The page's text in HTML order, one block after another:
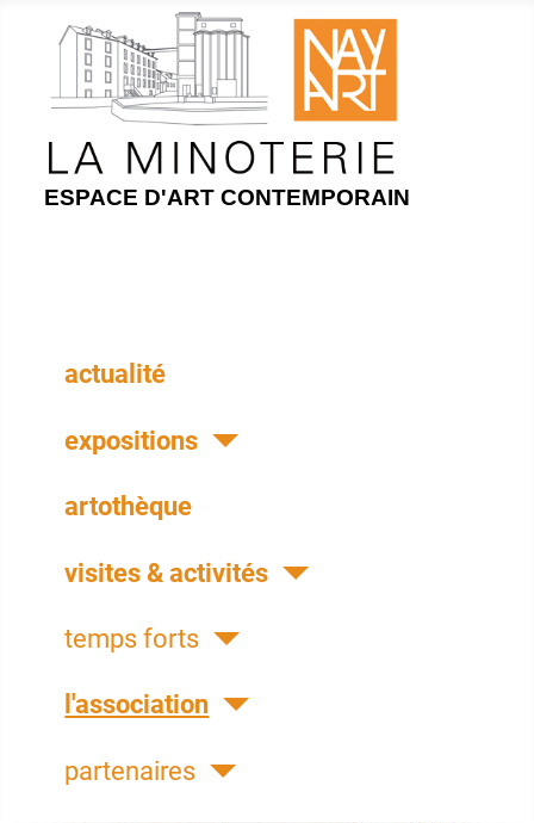
ESPACE D'ART CONTEMPORAIN
actualité
expositions
artothèque
visites & activités
temps forts
l'association
partenaires